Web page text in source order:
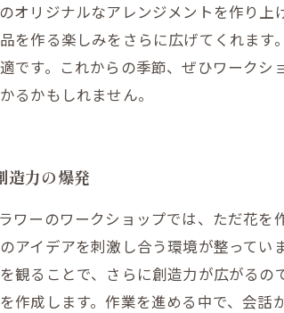
オリジナルなアレンジメントを作り
を作る楽しみをさらに広げてくれま
です。これからの季節、ぜひワーク
るかもしれません。
造力の爆発
ワーのワークショップでは、ただ花
アイデアを刺激し合う環境が整って
観ることで、さらに創造力が広がる
作成します。作業を進める中で、会